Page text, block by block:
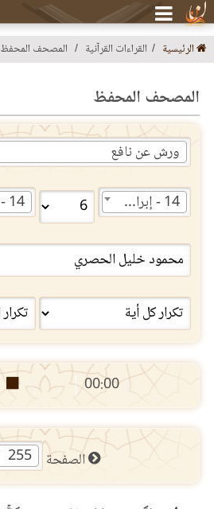
الرئيسية القراءات القرآنية المصحف المحفظ
المصحف المحفظ
ورش عن نافع
14 - إبراهيم
00:00
الصفحة 255